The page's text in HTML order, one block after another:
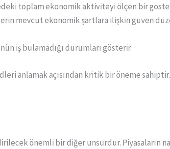
toplam ekonomik aktiviteyi ölçen bir
mevcut ekonomik şartlara ilişkin güven
iş bulamadığı durumları gösterir.
anlamak açısından kritik bir öneme sahiptir.
önemli bir diğer unsurdur. Piyasaların